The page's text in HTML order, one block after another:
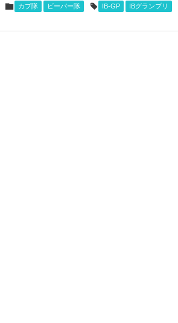
カブ隊 ビーバー隊 IB-GP IBグランプリ